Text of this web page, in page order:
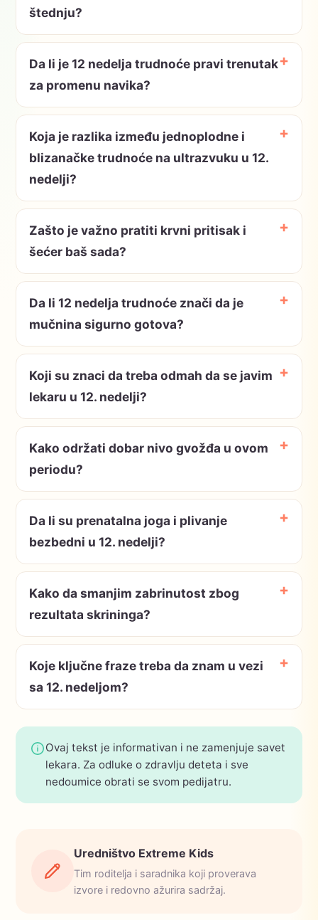
štednju?
Da li je 12 nedelja trudnoće pravi trenutak
za promenu navika?
Koja je razlika između jednoplodne i
blizanačke trudnoće na ultrazvuku u 12.
nedelji?
Zašto je važno pratiti krvni pritisak i
šećer baš sada?
Da li 12 nedelja trudnoće znači da je
mučnina sigurno gotova?
Koji su znaci da treba odmah da se javim
lekaru u 12. nedelji?
Kako održati dobar nivo gvožđa u ovom
periodu?
Da li su prenatalna joga i plivanje
bezbedni u 12. nedelji?
Kako da smanjim zabrinutost zbog
rezultata skrininga?
Koje ključne fraze treba da znam u vezi
sa 12. nedeljom?
Ovaj tekst je informativan i ne zamenjuje savet
lekara. Za odluke o zdravlju deteta i sve
nedoumice obrati se svom pedijatru.
Uredništvo Extreme Kids
Tim roditelja i saradnika koji proverava
izvore i redovno ažurira sadržaj.